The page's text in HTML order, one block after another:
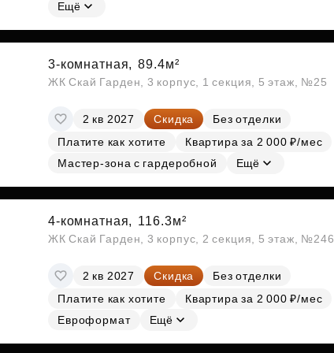
Субсидии
Ещё
3-комнатная, 89.4м²
ЖК Скай Гарден, 3 корпус, 1 секция, 5 этаж, №25
2 кв 2027 Скидка
Без отделки
Платите как хотите
Квартира за 2 000 ₽/мес
Мастер-зона с гардеробной
Ещё
4-комнатная, 116.3м²
ЖК Скай Гарден, 3 корпус, 2 секция, 5 этаж, №246
2 кв 2027 Скидка
Без отделки
Платите как хотите
Квартира за 2 000 ₽/мес
Евроформат
Ещё